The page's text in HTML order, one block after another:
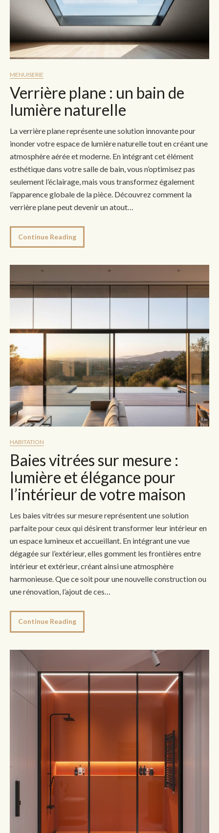
MENUISERIE
Verrière plane : un bain de
lumière naturelle
La verrière plane représente une solution innovante pour
inonder votre espace de lumière naturelle tout en créant une
atmosphère aérée et moderne. En intégrant cet élément
esthétique dans votre salle de bain, vous n’optimisez pas
seulement l’éclairage, mais vous transformez également
l’apparence globale de la pièce. Découvrez comment la
verrière plane peut devenir un atout…
Continue Reading
HABITATION
Baies vitrées sur mesure :
lumière et élégance pour
l’intérieur de votre maison
Les baies vitrées sur mesure représentent une solution
parfaite pour ceux qui désirent transformer leur intérieur en
un espace lumineux et accueillant. En intégrant une vue
dégagée sur l’extérieur, elles gomment les frontières entre
intérieur et extérieur, créant ainsi une atmosphère
harmonieuse. Que ce soit pour une nouvelle construction ou
une rénovation, l’ajout de ces…
Continue Reading